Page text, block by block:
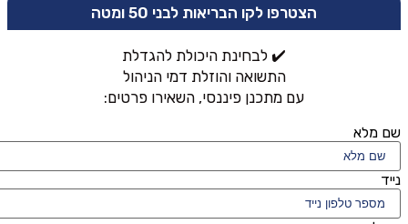
הצטרפו לקו הבריאות לבני 50 ומטה
✔️ לבחינת היכולת להגדלת
התשואה והוזלת דמי הניהול
עם מתכנן פיננסי, השאירו פרטים:
שם מלא
נייד